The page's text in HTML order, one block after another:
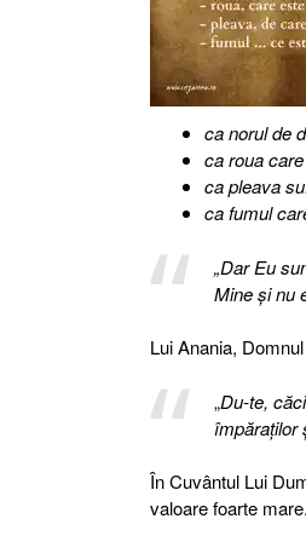
ca norul de
ca roua
ca pleava
ca fumul
„Dar Eu
Mine şi nu
Lui Anania,
„Du-te, căci
împăraţilor
În Cuvântul Lui
valoare foarte mare.